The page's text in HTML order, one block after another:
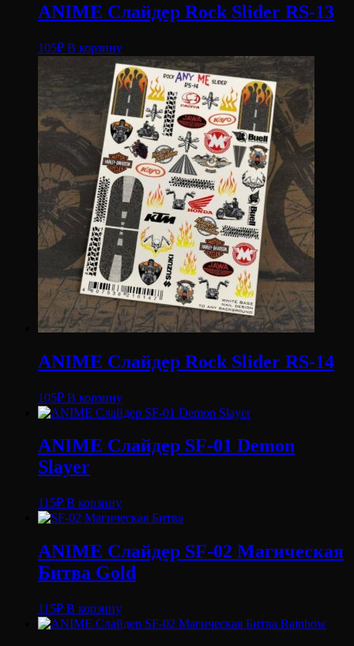
ANIME Слайдер Rock Slider RS-13
105₽ В корзину
ANIME Слайдер Rock Slider RS-14
105₽ В корзину
ANIME Слайдер SF-01 Demon
Slayer
115₽ В корзину
ANIME Слайдер SF-02 Магическая
Битва Gold
115₽ В корзину